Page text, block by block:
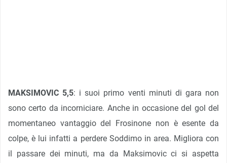
MAKSIMOVIC 5,5: i suoi primo venti minuti di gara non
sono certo da incorniciare. Anche in occasione del gol del
momentaneo vantaggio del Frosinone non è esente da
colpe, è lui infatti a perdere Soddimo in area. Migliora con
il passare dei minuti, ma da Maksimovic ci si aspetta